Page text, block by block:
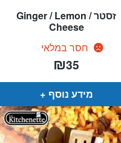
זסטר Ginger / Lemon /
Cheese
חסר במלאי
₪35
מידע נוסף